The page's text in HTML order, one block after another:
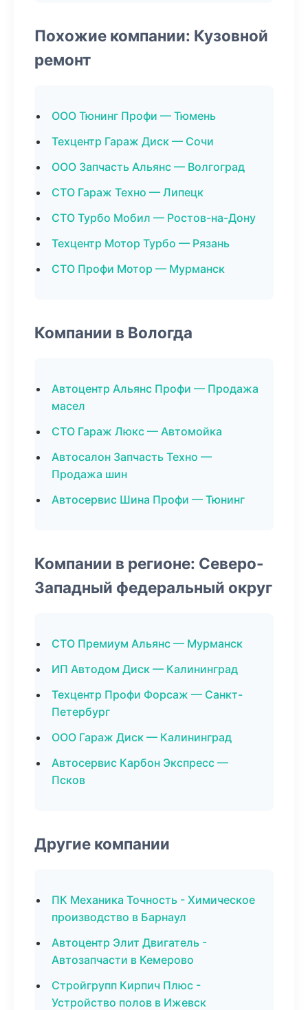
Похожие компании: Кузовной
ремонт
ООО Тюнинг Профи — Тюмень
Техцентр Гараж Диск — Сочи
ООО Запчасть Альянс — Волгоград
СТО Гараж Техно — Липецк
СТО Турбо Мобил — Ростов-на-Дону
Техцентр Мотор Турбо — Рязань
СТО Профи Мотор — Мурманск
Компании в Вологда
Автоцентр Альянс Профи — Продажа
масел
СТО Гараж Люкс — Автомойка
Автосалон Запчасть Техно —
Продажа шин
Автосервис Шина Профи — Тюнинг
Компании в регионе: Северо-
Западный федеральный округ
СТО Премиум Альянс — Мурманск
ИП Автодом Диск — Калининград
Техцентр Профи Форсаж — Санкт-
Петербург
ООО Гараж Диск — Калининград
Автосервис Карбон Экспресс —
Псков
Другие компании
ПК Механика Точность - Химическое
производство в Барнаул
Автоцентр Элит Двигатель -
Автозапчасти в Кемерово
Стройгрупп Кирпич Плюс -
Устройство полов в Ижевск